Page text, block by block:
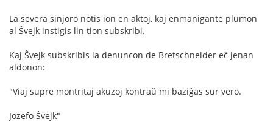
La severa sinjoro notis ion en aktoj, kaj enmanigante plumon
al Ŝvejk instigis lin tion subskribi.
Kaj Ŝvejk subskribis la denuncon de Bretschneider eĉ jenan
aldonon:
"Viaj supre montritaj akuzoj kontraŭ mi baziĝas sur vero.
Jozefo Ŝvejk"